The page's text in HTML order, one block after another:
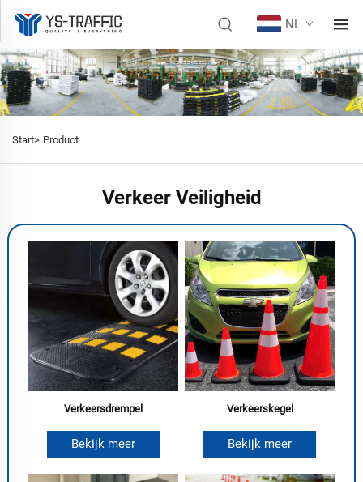
NL
Start> Product
Verkeer Veiligheid
Verkeersdrempel
Bekijk meer
Verkeerskegel
Bekijk meer